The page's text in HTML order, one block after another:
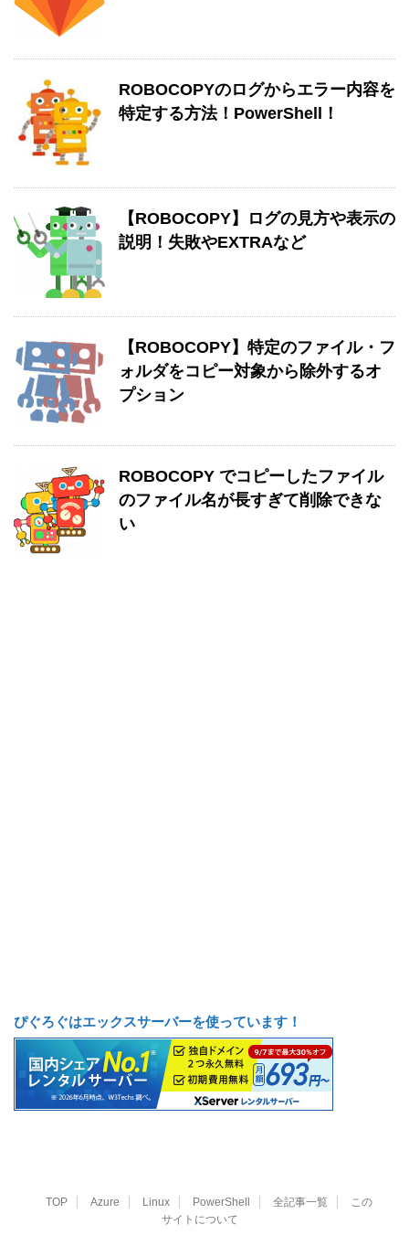
ROBOCOPYのログからエラー内容を
特定する方法！PowerShell！
【ROBOCOPY】ログの見方や表示の
説明！失敗やEXTRAなど
【ROBOCOPY】特定のファイル・フ
ォルダをコピー対象から除外するオ
プション
ROBOCOPY でコピーしたファイル
のファイル名が長すぎて削除できな
い
ぴぐろぐはエックスサーバーを使っています！
TOP Azure Linux PowerShell 全記事一覧
この
サイトについて